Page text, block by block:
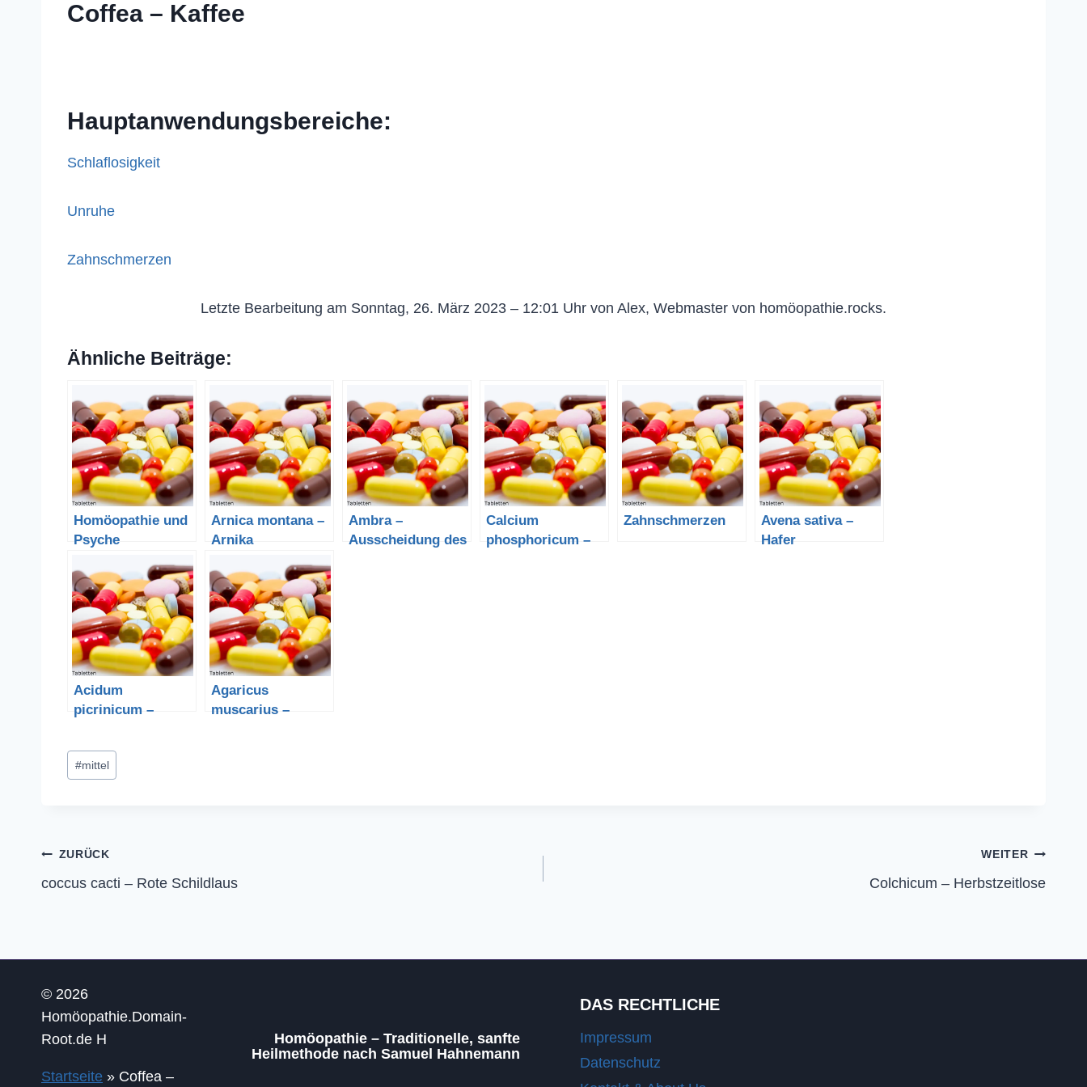
Coffea – Kaffee
Hauptanwendungsbereiche:
Schlaflosigkeit
Unruhe
Zahnschmerzen
Letzte Bearbeitung am Sonntag, 26. März 2023 – 12:01 Uhr von Alex, Webmaster von homöopathie.rocks.
Ähnliche Beiträge:
Homöopathie und
Psyche
Arnica montana –
Arnika
Ambra –
Ausscheidung des
Calcium
phosphoricum –
Zahnschmerzen
Avena sativa –
Hafer
Acidum
picrinicum –
Agaricus
muscarius –
Schlagworte:
#mittel
Beitragsnavigation
ZURÜCK
coccus cacti – Rote Schildlaus
WEITER
Colchicum – Herbstzeitlose
© 2026
Homöopathie.Domain-
Root.de H
Startseite » Coffea –
Homöopathie – Traditionelle, sanfte
Heilmethode nach Samuel Hahnemann
DAS RECHTLICHE
Impressum
Datenschutz